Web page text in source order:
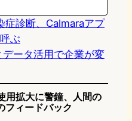
k
症診断、Calmaraアプ
ぶ
ータ活用で企業が変
用拡大に警鐘、人間の
フィードバック